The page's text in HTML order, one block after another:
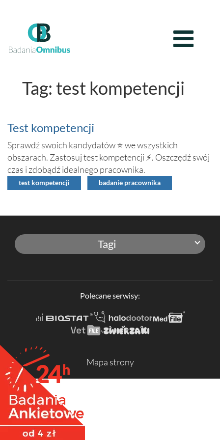
Tag: test kompetencji
Test kompetencji
Sprawdź swoich kandydatów ⭐ we wszystkich
obszarach. Zastosuj test kompetencji ⚡. Oszczędź swój
czas i zdobądź idealnego pracownika.
test kompetencji badanie pracownika
Tagi
Polecane serwisy:
Mapa strony